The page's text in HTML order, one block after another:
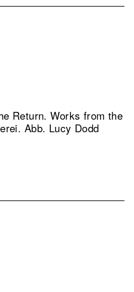
Return. Works from the
Abb. Lucy Dodd